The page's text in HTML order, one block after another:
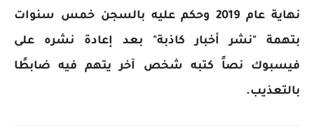
نهاية عام 2019 وحكم عليه بالسجن خمس سنوات
بتهمة "نشر أخبار كاذبة" بعد إعادة نشره على
فيسبوك نصاً كتبه شخص آخر يتهم فيه ضابطًا
بالتعذيب.